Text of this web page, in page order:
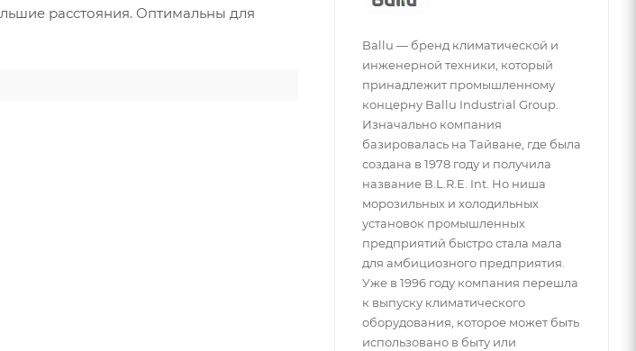
расстояния. Оптимальны для
Ballu — бренд климатической и
инженерной техники, который
принадлежит промышленному
концерну Ballu Industrial Group.
Изначально компания
базировалась на Тайване, где была
создана в 1978 году и получила
название В.L.R.E. Int. Но ниша
морозильных и холодильных
установок промышленных
предприятий быстро стала мала
для амбициозного предприятия.
Уже в 1996 году компания перешла
к выпуску климатического
оборудования, которое может быть
использовано в быту или